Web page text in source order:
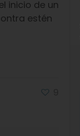
inicio de un
estén